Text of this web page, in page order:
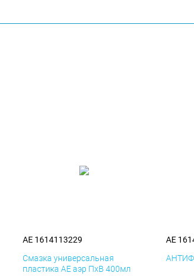
AE 1614113229
Смазка универсальная
пластика AE аэр ПхВ 400мл
AE